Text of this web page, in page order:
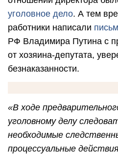
уголовное дело. А тем
работники написали
РФ Владимира Путина с
от хозяина-депутата,
безнаказанности.
«В ходе
уголовному делу
необходимые
процессуальные